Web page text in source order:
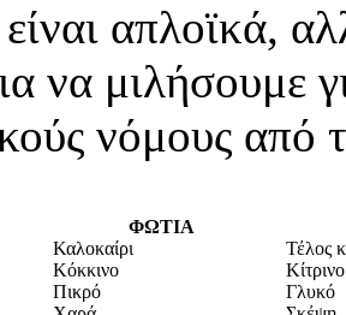
απλοϊκά,
να μιλήσουμε
νόμους από
ΦΩΤΙΑ
Καλοκαίρι
Τέλος
Κόκκινο
Κίτρινο
Πικρό
Γλυκό